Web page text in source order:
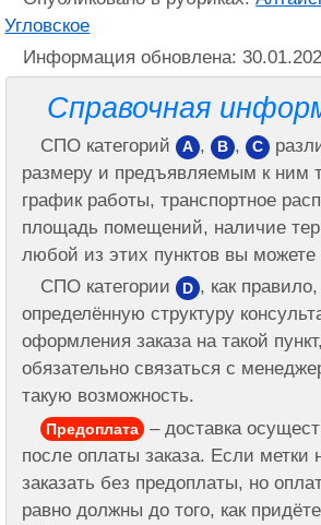
Угловское
Информация обновлена:
Справочная
СПО категорий A , B , C
размеру и предъявляемым к ним
график работы, транспортное
площадь помещений, наличие
любой из этих пунктов вы
СПО категории D , как
определённую структуру
оформления заказа на такой
обязательно связаться с
такую возможность.
Предоплата
– доставка
после оплаты заказа. Если метки
заказать без предоплаты, но
равно должны до того, как